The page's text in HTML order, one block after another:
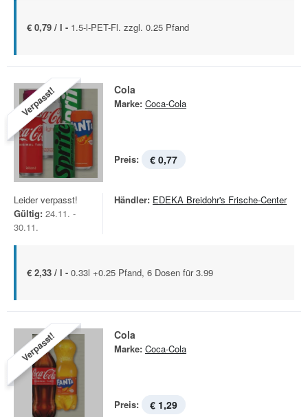
€ 0,79 / l - 1.5-l-PET-Fl. zzgl. 0.25 Pfand
Verpasst! Cola
Marke: Coca-Cola
Preis: € 0,77
Leider verpasst!
Gültig: 24.11. -
30.11.
Händler: EDEKA Breidohr's Frische-Center
€ 2,33 / l - 0.33l +0.25 Pfand, 6 Dosen für 3.99
Verpasst! Cola
Marke: Coca-Cola
Preis: € 1,29